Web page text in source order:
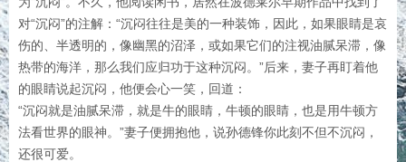
对“沉闷”的注解：“沉闷往往是美的一种装饰，因此，如果眼睛是哀
伤的、半透明的，像幽黑的沼泽，或如果它们的注视油腻呆滞，像
热带的海洋，那么我们应归功于这种沉闷。”后来，妻子再盯着他
的眼睛说起沉闷，他便会心一笑，回道：
“沉闷就是油腻呆滞，就是牛的眼睛，牛顿的眼睛，也是用牛顿方
法看世界的眼神。”妻子便拥抱他，说孙德锋你此刻不但不沉闷，
还很可爱。